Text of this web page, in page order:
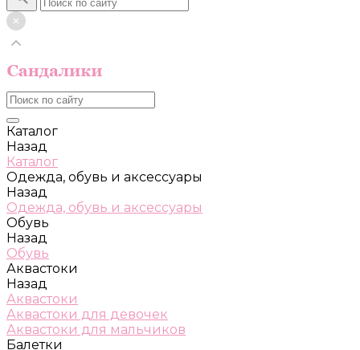
Каталог
Назад
Каталог
Одежда, обувь и аксессуары
Назад
Одежда, обувь и аксессуары
Обувь
Назад
Обувь
Аквастоки
Назад
Аквастоки
Аквастоки для девочек
Аквастоки для мальчиков
Балетки